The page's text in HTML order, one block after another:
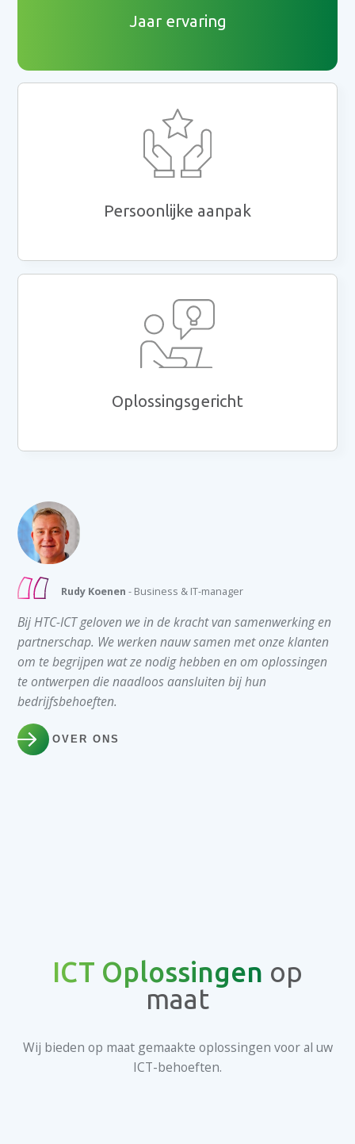
Jaar ervaring
Persoonlijke aanpak
Oplossingsgericht
Rudy Koenen - Business & IT-manager
Bij HTC-ICT geloven we in de kracht van samenwerking en
partnerschap. We werken nauw samen met onze klanten
om te begrijpen wat ze nodig hebben en om oplossingen
te ontwerpen die naadloos aansluiten bij hun
bedrijfsbehoeften.
OVER ONS
ICT Oplossingen op
maat
Wij bieden op maat gemaakte oplossingen voor al uw
ICT-behoeften.